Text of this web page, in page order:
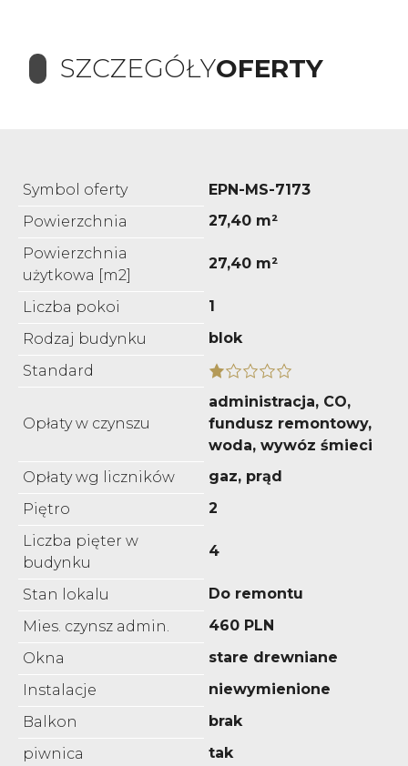
SZCZEGÓŁYOFERTY
Symbol oferty
EPN-MS-7173
Powierzchnia
27,40 m²
Powierzchnia
użytkowa [m2]
27,40 m²
Liczba pokoi
1
Rodzaj budynku
blok
Standard
Opłaty w czynszu
administracja, CO,
fundusz remontowy,
woda, wywóz śmieci
Opłaty wg liczników
gaz, prąd
Piętro
2
Liczba pięter w
budynku
4
Stan lokalu
Do remontu
Mies. czynsz admin.
460 PLN
Okna
stare drewniane
Instalacje
niewymienione
Balkon
brak
piwnica
tak